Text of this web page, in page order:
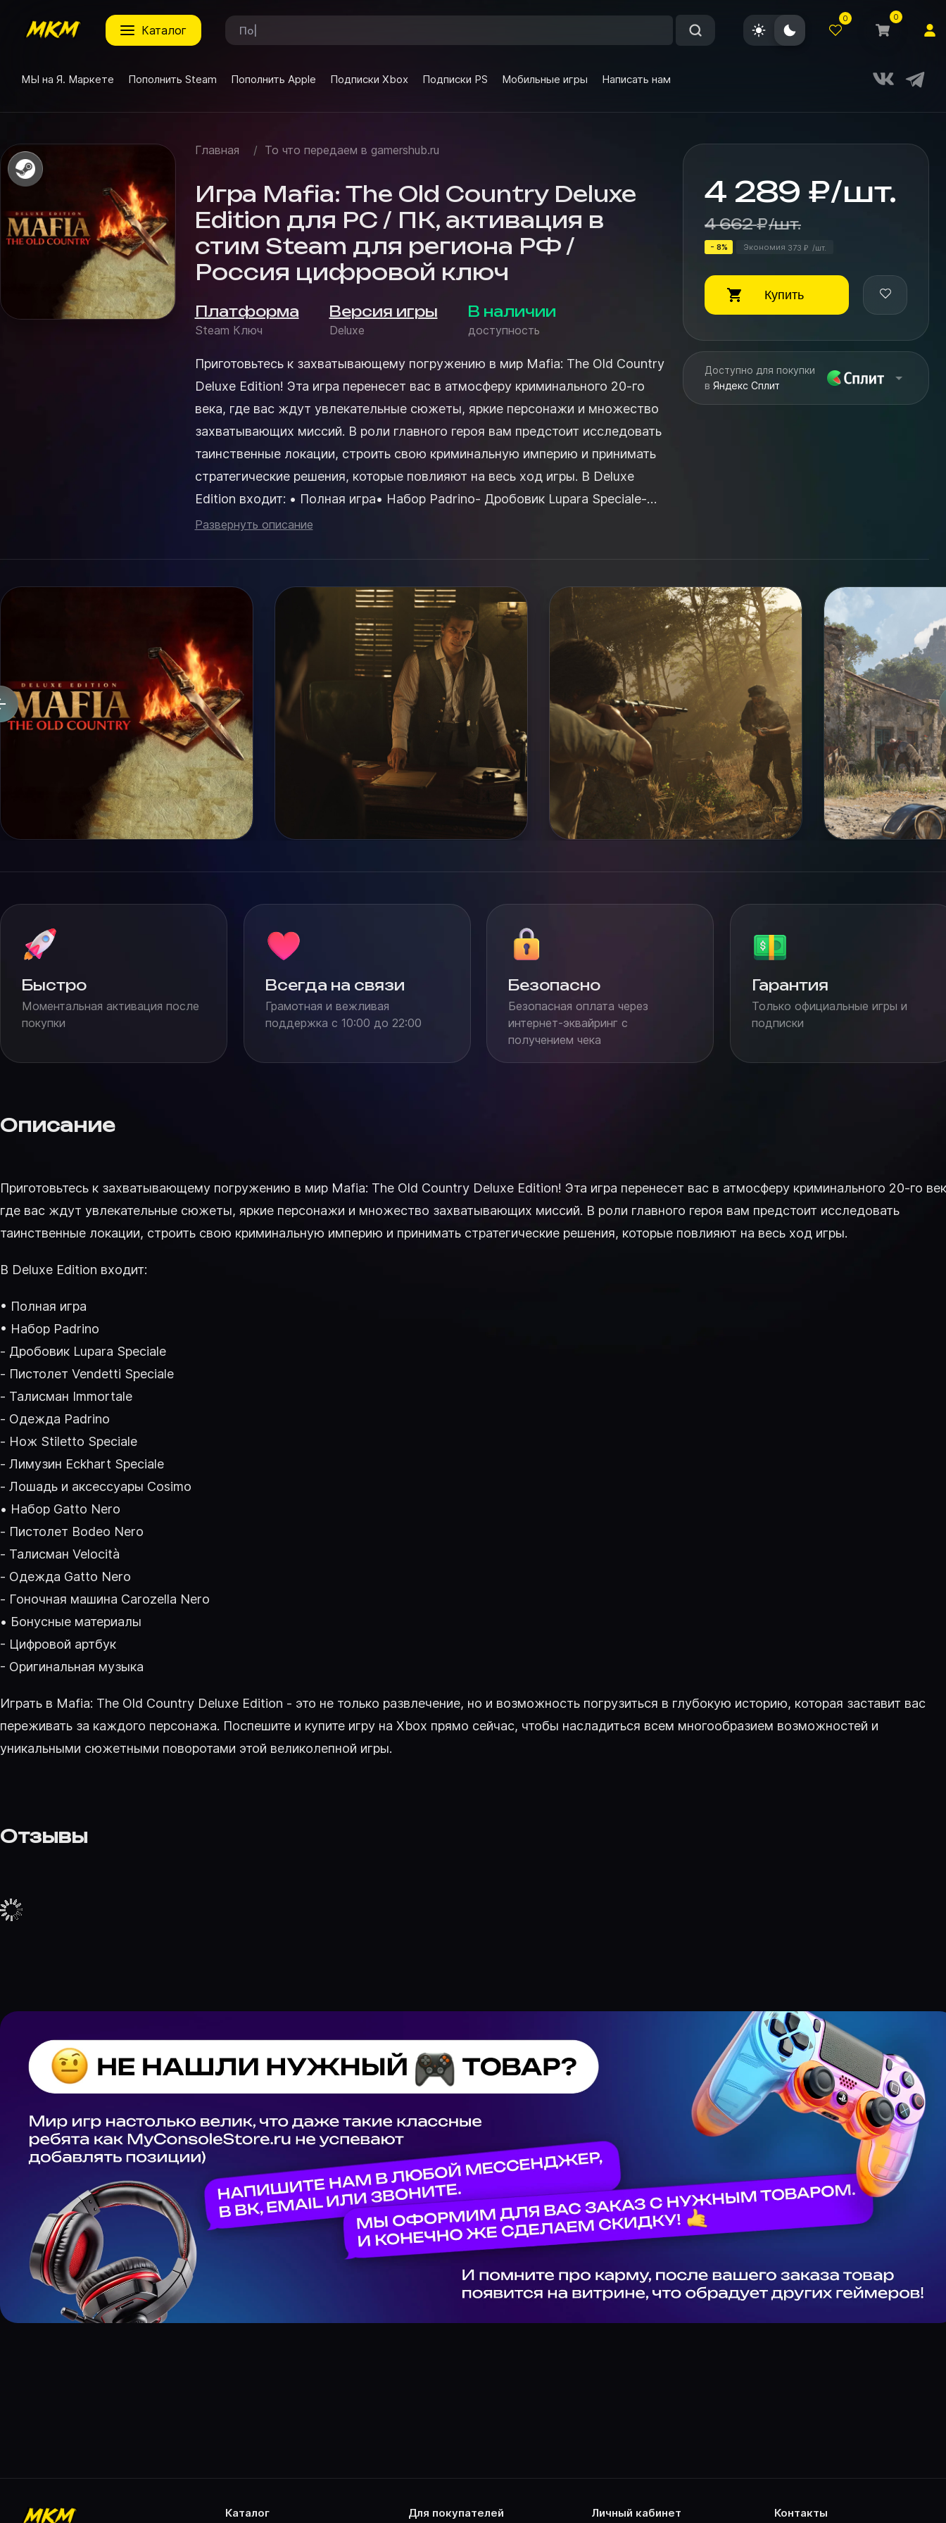
каталог
0 0
МЫ на Я. Маркете Пополнить Steam Пополнить Apple Подписки Xbox Подписки PS Мобильные игры Написать нам
Главная / То что передаем в gamershub.ru
Игра Mafia: The Old Country Deluxe
Edition для PC / ПК, активация в
стим Steam для региона РФ /
Россия цифровой ключ
Платформа
Steam Ключ
Версия игры
Deluxe
В наличии
доступность
Приготовьтесь к захватывающему погружению в мир Mafia: The Old Country
Deluxe Edition! Эта игра перенесет вас в атмосферу криминального 20-го
века, где вас ждут увлекательные сюжеты, яркие персонажи и множество
захватывающих миссий. В роли главного героя вам предстоит исследовать
таинственные локации, строить свою криминальную империю и принимать
стратегические решения, которые повлияют на весь ход игры. В Deluxe
Edition входит: • Полная игра• Набор Padrino- Дробовик Lupara Speciale-
Пи...
Развернуть описание
4 289 ₽/шт.
4 662 ₽/шт.
- 8% Экономия 373 ₽ /шт.
Купить
Доступно для покупки
в Яндекс Сплит
Быстро
Моментальная активация после
покупки
Всегда на связи
Грамотная и вежливая
поддержка с 10:00 до 22:00
Безопасно
Безопасная оплата через
интернет-эквайринг с
получением чека
Гарантия
Только официальные игры и
подписки
Описание
Приготовьтесь к захватывающему погружению в мир Mafia: The Old Country Deluxe Edition! Эта игра перенесет вас в атмосферу криминального 20-го
где вас ждут увлекательные сюжеты, яркие персонажи и множество захватывающих миссий. В роли главного героя вам предстоит исследовать
таинственные локации, строить свою криминальную империю и принимать стратегические решения, которые повлияют на весь ход игры.
В Deluxe Edition входит:
• Полная игра
• Набор Padrino
- Дробовик Lupara Speciale
- Пистолет Vendetti Speciale
- Талисман Immortale
- Одежда Padrino
- Нож Stiletto Speciale
- Лимузин Eckhart Speciale
- Лошадь и аксессуары Cosimo
• Набор Gatto Nero
- Пистолет Bodeo Nero
- Талисман Velocità
- Одежда Gatto Nero
- Гоночная машина Carozella Nero
• Бонусные материалы
- Цифровой артбук
- Оригинальная музыка
Играть в Mafia: The Old Country Deluxe Edition - это не только развлечение, но и возможность погрузиться в глубокую историю, которая заставит вас
переживать за каждого персонажа. Поспешите и купите игру на Xbox прямо сейчас, чтобы насладиться всем многообразием возможностей и
уникальными сюжетными поворотами этой великолепной игры.
Отзывы
каталог для покупателей личный кабинет контакты